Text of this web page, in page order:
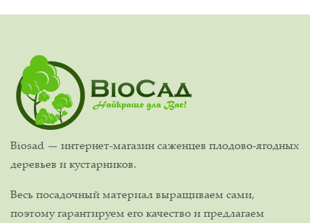
Biosad — интернет-магазин саженцев плодово-ягодных
деревьев и кустарников.
Весь посадочный материал выращиваем сами,
поэтому гарантируем его качество и предлагаем